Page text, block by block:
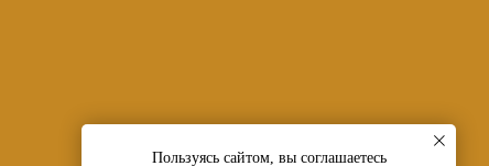
Пользуясь сайтом, вы соглашаетесь